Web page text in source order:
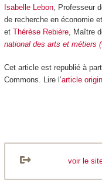
Isabelle Lebon, Professeur
de recherche en économie
et Thérèse Rebière, Maître
national des arts et métiers
Cet article est republié à
Commons. Lire l’article
voir le